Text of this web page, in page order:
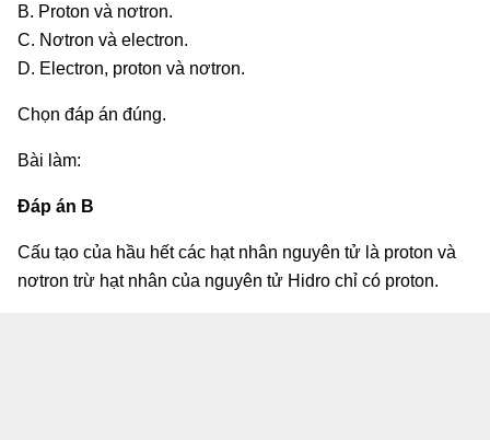
B. Proton và nơtron.
C. Nơtron và electron.
D. Electron, proton và nơtron.
Chọn đáp án đúng.
Bài làm:
Đáp án B
Cấu tạo của hầu hết các hạt nhân nguyên tử là proton và
nơtron trừ hạt nhân của nguyên tử Hidro chỉ có proton.